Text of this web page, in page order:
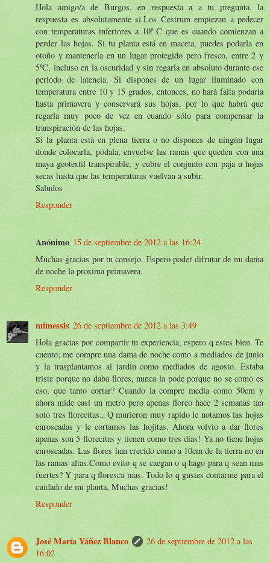
Hola amigo/a de Burgos, en respuesta a a tu pregunta, la
respuesta es absolutamente si.Los Cestrum empiezan a pedecer
con temperaturas inferiores a 10º C que es cuando comienzan a
perder las hojas. Si tu planta está en maceta, puedes podarla en
otoño y mantenerla en un lugar protegido pero fresco, entre 2 y
5ºC, incluso en la oscuridad y sin regarla en absoluto durante ese
periodo de latencia. Si dispones de un lugar iluminado con
temperatura entre 10 y 15 grados, entonces, no hará falta podarla
hasta primavera y conservará sus hojas, por lo que habrá que
regarla muy poco de vez en cuando sólo para compensar la
transpiración de las hojas.
Si la planta está en plena tierra o no dispones de ningún lugar
donde colocarla, pódala, envuelve las ramas que queden con una
maya geotextil transpirable, y cubre el conjunto con paja u hojas
secas hasta que las temperaturas vuelvan a subir.
Saludos
Responder
Anónimo 15 de septiembre de 2012 a las 16:24
Muchas gracias por tu consejo. Espero poder difrutar de mi dama
de noche la proxima primavera.
Responder
mimessis 26 de septiembre de 2012 a las 3:49
Hola gracias por compartir tu experiencia, espero q estes bien. Te
cuento; me compre una dama de noche como a mediados de junio
y la trasplantamos al jardin como mediados de agosto. Estaba
triste porque no daba flores, nunca la pode porque no se como es
eso, que tanto cortar? Cuando la compre media como 50cm y
ahora mide casi un metro pero apenas floreo hace 2 semanas tan
solo tres florecitas.. Q murieron muy rapido le notamos las hojas
enroscadas y le cortamos las hojitas. Ahora volvio a dar flores
apenas son 5 florecitas y tienen como tres dias! Ya no tiene hojas
enroscadas. Las flores han crecido como a 10cm de la tierra no en
las ramas altas.Como evito q se caegan o q hago para q sean mas
fuertes? Y para q floresca mas. Todo lo q gustes contarme para el
cuidado de mi planta, Muchas gracias!
Responder
José María Yáñez Blanco
26 de septiembre de 2012 a las
16:02